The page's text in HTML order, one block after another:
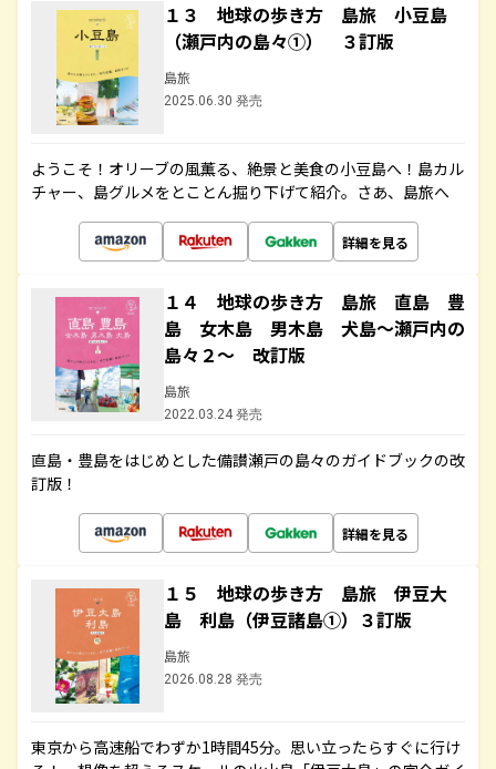
１３ 地球の歩き方 島旅 小豆島
（瀬戸内の島々①） ３訂版
島旅
2025.06.30 発売
ようこそ！オリーブの風薫る、絶景と美食の小豆島へ！島カル
チャー、島グルメをとことん掘り下げて紹介。さあ、島旅へ
詳細を見る
１４ 地球の歩き方 島旅 直島 豊
島 女木島 男木島 犬島～瀬戸内の
島々２～ 改訂版
島旅
2022.03.24 発売
直島・豊島をはじめとした備讃瀬戸の島々のガイドブックの改
訂版！
詳細を見る
１５ 地球の歩き方 島旅 伊豆大
島 利島（伊豆諸島①）３訂版
島旅
2026.08.28 発売
東京から高速船でわずか1時間45分。思い立ったらすぐに行け